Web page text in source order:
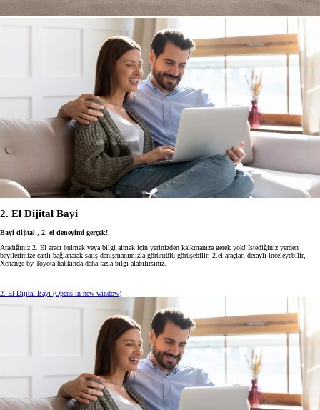
2. El Dijital Bayi
Bayi dijital , 2. el deneyimi gerçek!
Aradığınız 2. El aracı bulmak veya bilgi almak için yerinizden kalkmanıza gerek yok! İstediğiniz yerden
bayilerimize canlı bağlanarak satış danışmanımızla görüntülü görüşebilir, 2.el araçları detaylı inceleyebilir,
Xchange by Toyota hakkında daha fazla bilgi alabilirsiniz.
2. El Dijital Bayi (Opens in new window)